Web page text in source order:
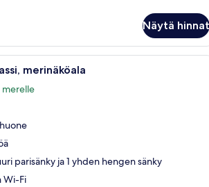
Näytä hinnat
Moderni olohuone, jossa on
merinäköala
merelle
parisänky ja 1 yhden hengen sänky
Wi-Fi